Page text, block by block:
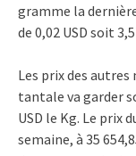
gramme la
de 0,02 USD soit
Les prix des
tantale va garder
USD le Kg. Le prix
semaine, à 35